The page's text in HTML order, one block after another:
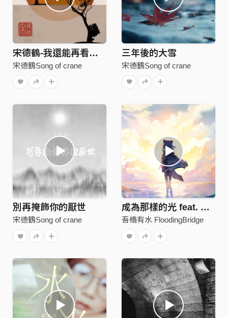
宋德鶴-我還能再看到幾次滿月
宋德鶴Song of crane
三年後的大雪
宋德鶴Song of crane
別再掩飾你的厭世
宋德鶴Song of crane
成為那樣的光 feat. 森森鈴蘭
吾橋有水 FloodingBridge